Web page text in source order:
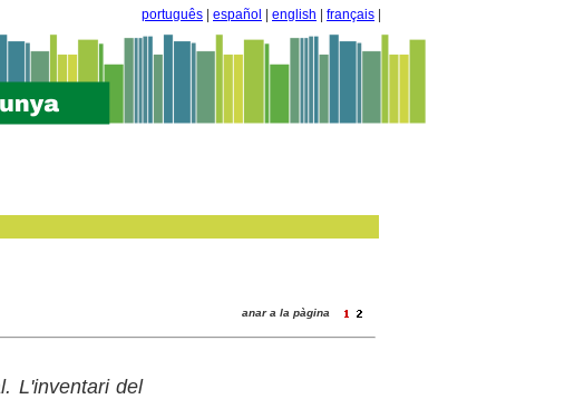
português español english français
anar a la pàgina
L'inventari del